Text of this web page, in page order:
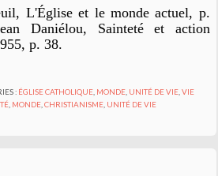
L'Église et le monde actuel, p.
Daniélou, Sainteté et action
p. 38.
: ÉGLISE CATHOLIQUE, MONDE, UNITÉ DE VIE, VIE
MONDE ,CHRISTIANISME UNITÉ DE VIE